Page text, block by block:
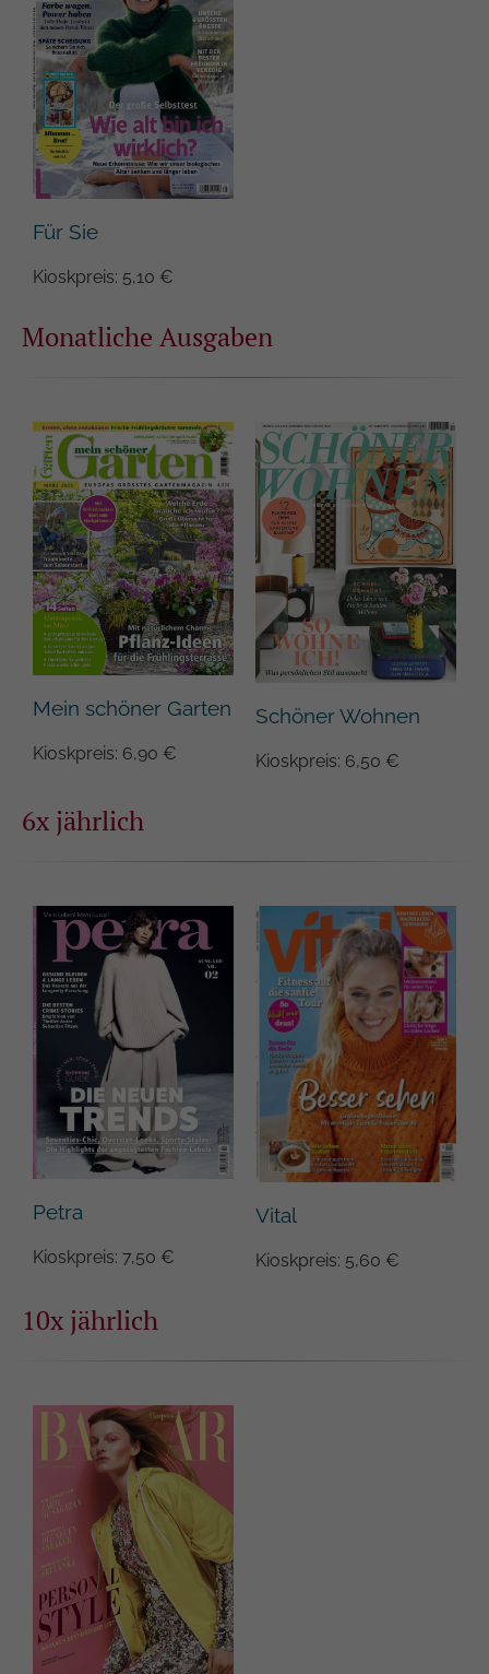
Für Sie
Kioskpreis: 5,10 €
Monatliche Ausgaben
Mein schöner Garten
Kioskpreis: 6,90 €
Schöner Wohnen
Kioskpreis: 6,50 €
6x jährlich
Petra
Kioskpreis: 7,50 €
Vital
Kioskpreis: 5,60 €
10x jährlich